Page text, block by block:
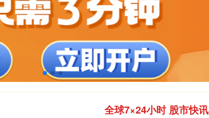
全球7×24小时 股市快讯